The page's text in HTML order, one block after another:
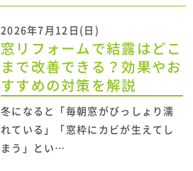
2026年7月12日(日)
窓リフォームで結露はどこ
まで改善できる？効果やお
すすめの対策を解説
冬になると「毎朝窓がびっしょり濡
れている」「窓枠にカビが生えてし
まう」とい…